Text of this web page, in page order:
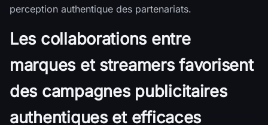
perception authentique des partenariats.
Les collaborations entre
marques et streamers favorisent
des campagnes publicitaires
authentiques et efficaces